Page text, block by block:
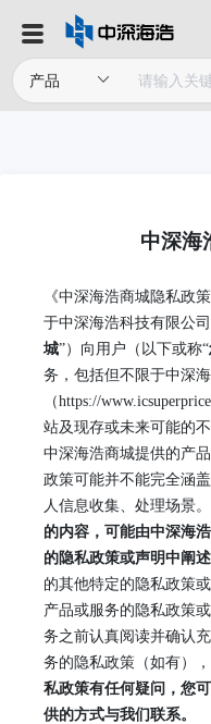
中深海
《中深海浩商城隐私政
于中深海浩科技有限公司
城”）向用户（以下或称“
务，包括但不限于中深
（https://
站及现存或未来可能的
中深海浩商城提供的产
政策可能并不能完全涵
人信息收集、处理场景。
的内容，可能由中深海
的隐私政策或声明中阐述
的其他特定的隐私政策
产品或服务的隐私政策
务之前认真阅读并确认
务的隐私政策（如有）
私政策有任何疑问，您
供的方式与我们联系。